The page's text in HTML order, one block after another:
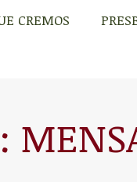
CREMOS
CREMOS